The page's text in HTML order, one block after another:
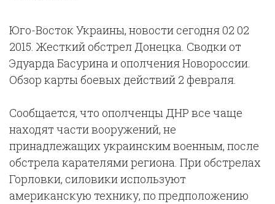
Юго-Восток Украины, новости сегодня 02 02
2015. Жесткий обстрел Донецка. Сводки от
Эдуарда Басурина и ополчения Новороссии.
Обзор карты боевых действий 2 февраля.
Сообщается, что ополченцы ДНР все чаще
находят части вооружений, не
принадлежащих украинским военным, после
обстрела карателями региона. При обстрелах
Горловки, силовики используют
американскую технику, по предположению